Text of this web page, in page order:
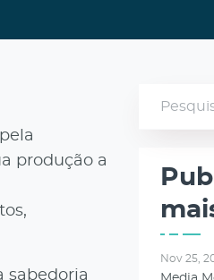
produção a
sabedoria
Nov 25,